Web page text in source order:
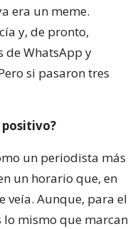
era un meme.
y, de pronto,
de WhatsApp y
si pasaron tres
un periodista más
un horario que, en
veía. Aunque, para el
mismo que marcan